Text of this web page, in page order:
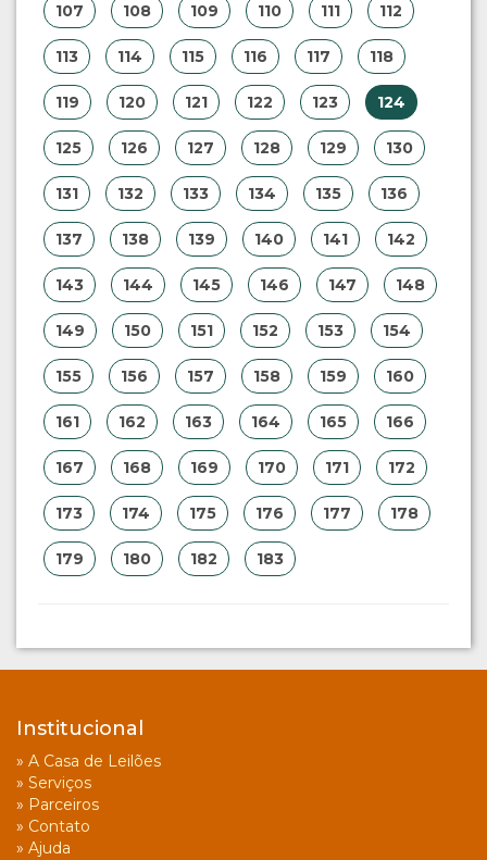
107 108 109 110 111 112
113 114 115 116 117 118
119 120 121 122 123 124
125 126 127 128 129 130
131 132 133 134 135 136
137 138 139 140 141 142
143 144 145 146 147 148
149 150 151 152 153 154
155 156 157 158 159 160
161 162 163 164 165 166
167 168 169 170 171 172
173 174 175 176 177 178
179 180 182 183
Institucional
» A Casa de Leilões
» Serviços
» Parceiros
» Contato
» Ajuda